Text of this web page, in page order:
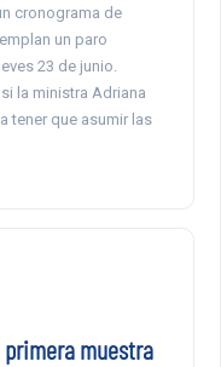
cronograma de
un paro
23 de junio.
la ministra Adriana
tener que asumir las
primera muestra